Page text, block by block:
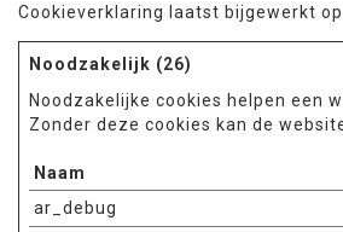
Cookieverklaring laatst bijgewerkt
Noodzakelijk (26)
Noodzakelijke cookies helpen een
Zonder deze cookies kan de
Naam
ar_debug